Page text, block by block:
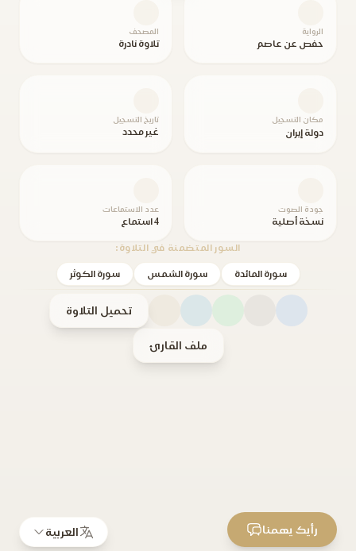
الرواية
حفص عن عاصم
المصحف
تلاوة نادرة
مكان التسجيل
دولة إيران
تاريخ التسجيل
غير محدد
جودة الصوت
نسخة أصلية
عدد الاستماعات
4 استماع
السور المتضمنة في التلاوة:
سورة المائدة سورة الشمس سورة الكوثر
تحميل التلاوة
ملف القارئ
العربية رأيك يهمنا